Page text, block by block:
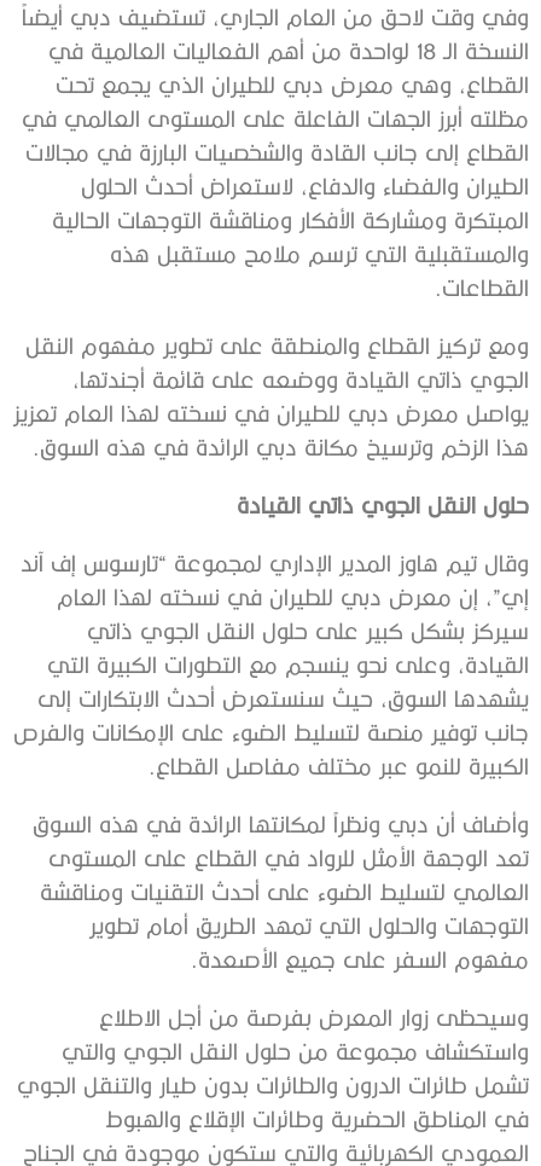
وفي وقت لاحق من العام الجاري، تستضيف دبي أيضاً
النسخة الـ 18 لواحدة من أهم الفعاليات العالمية في
القطاع، وهي معرض دبي للطيران الذي يجمع تحت
مظلته أبرز الجهات الفاعلة على المستوى العالمي في
القطاع إلى جانب القادة والشخصيات البارزة في مجالات
الطيران والفضاء والدفاع، لاستعراض أحدث الحلول
المبتكرة ومشاركة الأفكار ومناقشة التوجهات الحالية
والمستقبلية التي ترسم ملامح مستقبل هذه
القطاعات.
ومع تركيز القطاع والمنطقة على تطوير مفهوم النقل
الجوي ذاتي القيادة ووضعه على قائمة أجندتها،
يواصل معرض دبي للطيران في نسخته لهذا العام تعزيز
هذا الزخم وترسيخ مكانة دبي الرائدة في هذه السوق.
حلول النقل الجوي ذاتي القيادة
وقال تيم هاوز المدير الإداري لمجموعة “تارسوس إف آند
إي”، إن معرض دبي للطيران في نسخته لهذا العام
سيركز بشكل كبير على حلول النقل الجوي ذاتي
القيادة، وعلى نحو ينسجم مع التطورات الكبيرة التي
يشهدها السوق، حيث سنستعرض أحدث الابتكارات إلى
جانب توفير منصة لتسليط الضوء على الإمكانات والفرص
الكبيرة للنمو عبر مختلف مفاصل القطاع.
وأضاف أن دبي ونظراً لمكانتها الرائدة في هذه السوق
تعد الوجهة الأمثل للرواد في القطاع على المستوى
العالمي لتسليط الضوء على أحدث التقنيات ومناقشة
التوجهات والحلول التي تمهد الطريق أمام تطوير
مفهوم السفر على جميع الأصعدة.
وسيحظى زوار المعرض بفرصة من أجل الاطلاع
واستكشاف مجموعة من حلول النقل الجوي والتي
تشمل طائرات الدرون والطائرات بدون طيار والتنقل الجوي
في المناطق الحضرية وطائرات الإقلاع والهبوط
العمودي الكهربائية والتي ستكون موجودة في الجناح